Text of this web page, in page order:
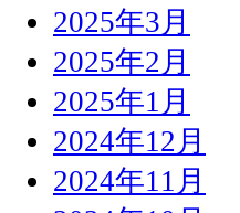
2025年3月
2025年2月
2025年1月
2024年12月
2024年11月